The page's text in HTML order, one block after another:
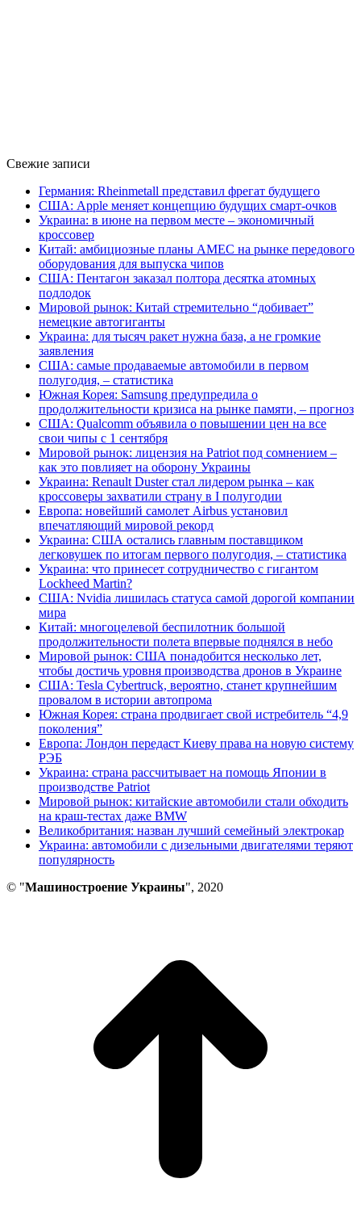
Свежие записи
Германия: Rheinmetall представил фрегат будущего
США: Apple меняет концепцию будущих смарт-очков
Украина: в июне на первом месте – экономичный
кроссовер
Китай: амбициозные планы AMEC на рынке передового
оборудования для выпуска чипов
США: Пентагон заказал полтора десятка атомных
подлодок
Мировой рынок: Китай стремительно “добивает”
немецкие автогиганты
Украина: для тысяч ракет нужна база, а не громкие
заявления
США: самые продаваемые автомобили в первом
полугодия, – статистика
Южная Корея: Samsung предупредила о
продолжительности кризиса на рынке памяти, – прогноз
США: Qualcomm объявила о повышении цен на все
свои чипы с 1 сентября
Мировой рынок: лицензия на Patriot под сомнением –
как это повлияет на оборону Украины
Украина: Renault Duster стал лидером рынка – как
кроссоверы захватили страну в I полугодии
Европа: новейший самолет Airbus установил
впечатляющий мировой рекорд
Украина: США остались главным поставщиком
легковушек по итогам первого полугодия, – статистика
Украина: что принесет сотрудничество с гигантом
Lockheed Martin?
США: Nvidia лишилась статуса самой дорогой компании
мира
Китай: многоцелевой беспилотник большой
продолжительности полета впервые поднялся в небо
Мировой рынок: США понадобится несколько лет,
чтобы достичь уровня производства дронов в Украине
США: Tesla Cybertruck, вероятно, станет крупнейшим
провалом в истории автопрома
Южная Корея: страна продвигает свой истребитель “4,9
поколения”
Европа: Лондон передаст Киеву права на новую систему
РЭБ
Украина: страна рассчитывает на помощь Японии в
производстве Patriot
Мировой рынок: китайские автомобили стали обходить
на краш-тестах даже BMW
Великобритания: назван лучший семейный электрокар
Украина: автомобили с дизельными двигателями теряют
популярность
© "Машиностроение Украины", 2020